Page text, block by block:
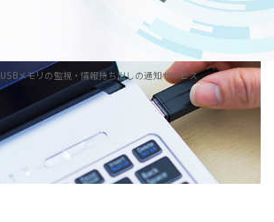
USBメモリの監視・情報持ち出しの通知サービス